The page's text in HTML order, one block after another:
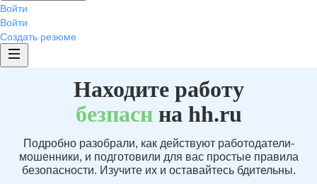
Войти
Войти
Создать резюме
Находите работу
безпаснна hh.ru
Подробно разобрали, как действуют работодатели-
мошенники, и подготовили для вас простые правила
безопасности. Изучите их и оставайтесь бдительны.